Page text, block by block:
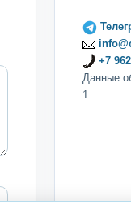
+7
Данные
1